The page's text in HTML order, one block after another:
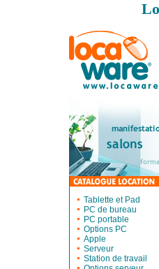
Tablette et Pad
PC de bureau
PC portable
Options PC
Apple
Serveur
Station de travail